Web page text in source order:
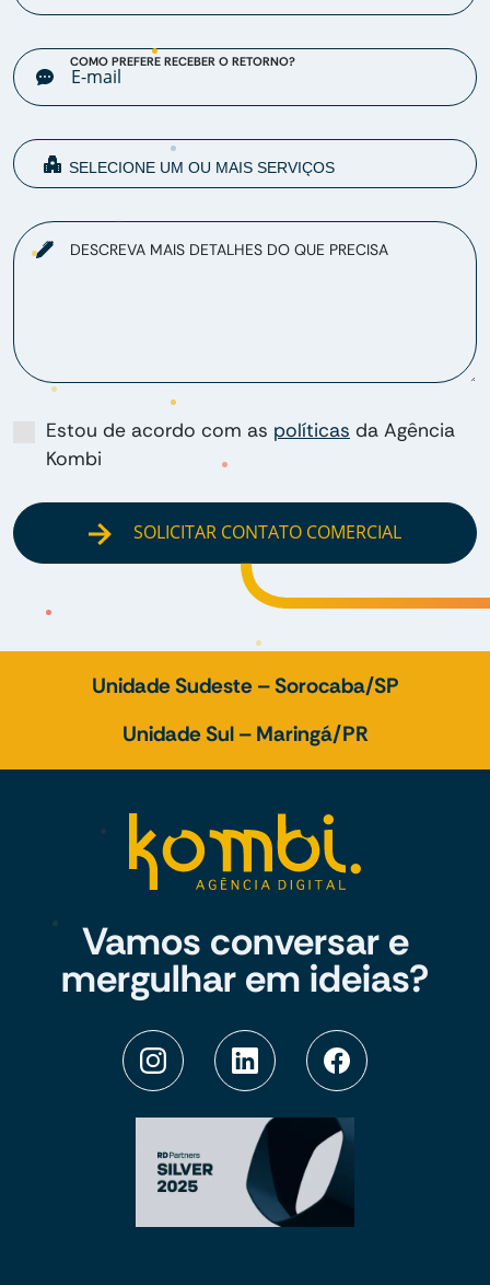
COMO PREFERE RECEBER O RETORNO?
DESCREVA MAIS DETALHES DO QUE PRECISA
Estou de acordo com as políticas da Agência
Kombi
SOLICITAR CONTATO COMERCIAL
Unidade Sudeste – Sorocaba/SP
Unidade Sul – Maringá/PR
Vamos conversar e
mergulhar em ideias?